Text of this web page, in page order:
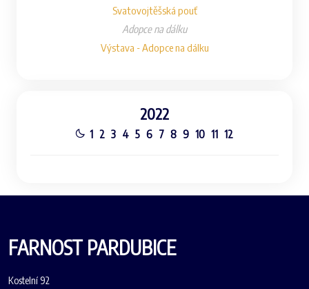
Svatovojtěšská pouť
Adopce na dálku
Výstava - Adopce na dálku
2022
1 2 3 4 5 6 7 8 9 10 11 12
FARNOST PARDUBICE
Kostelní 92